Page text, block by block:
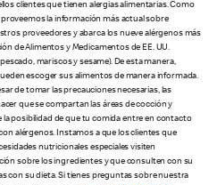
clientes que tienen alergias alimentarias. Como
la información más actual sobre
proveedores y abarca los nueve alérgenos más
de Alimentos y Medicamentos de EE. UU.
mariscos y sesame). De esta manera,
escoger sus alimentos de manera informada.
de tomar las precauciones necesarias, las
que se compartan las áreas de cocción y
la posibilidad de que tu comida entre en contacto
alérgenos. Instamos a que los clientes que
nutricionales especiales visiten
sobre los ingredientes y que consulten con su
con su dieta. Si tienes preguntas sobre nuestra